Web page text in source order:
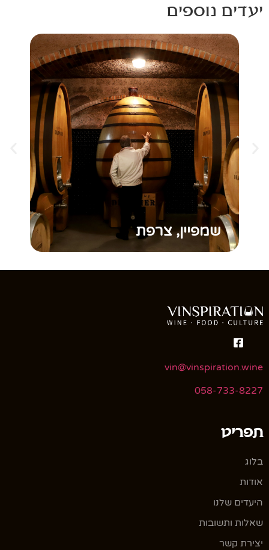
יעדים נוספים
שמפיין, צרפת
vin@vinspiration.wine
058-733-8227
תפריט
בלוג
אודות
היעדים שלנו
שאלות ותשובות
יצירת קשר